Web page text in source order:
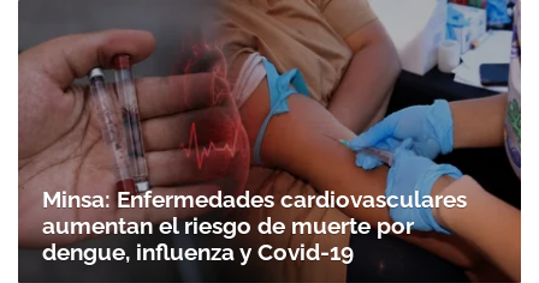
Minsa: Enfermedades cardiovasculares
aumentan el riesgo de muerte por
dengue, influenza y Covid-19